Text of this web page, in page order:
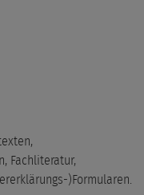
Fachliteratur,
)Formularen.